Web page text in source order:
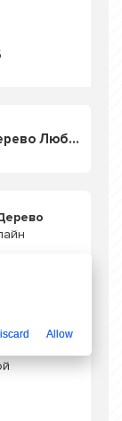
Слушать Последствия - Дерево Любви
Allow